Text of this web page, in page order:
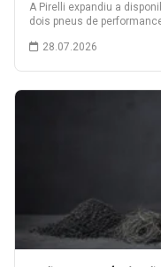
A Pirelli expandiu a
dois pneus de
28.07.2026